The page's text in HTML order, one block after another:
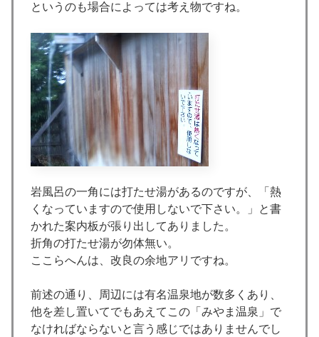
というのも場合によっては考え物ですね。
岩風呂の一角には打たせ湯があるのですが、「熱
くなっていますので使用しないで下さい。」と書
かれた案内板が張り出してありました。
折角の打たせ湯が勿体無い。
ここらへんは、改良の余地アリですね。
前述の通り、周辺には有名温泉地が数多くあり、
他を差し置いてでもあえてこの「みやま温泉」で
なければならないと言う感じではありませんでし